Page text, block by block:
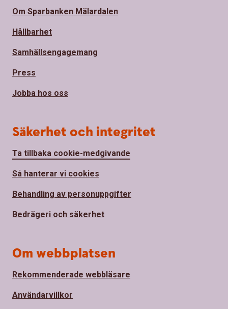
Om Sparbanken Mälardalen
Hållbarhet
Samhällsengagemang
Press
Jobba hos oss
Säkerhet och integritet
Ta tillbaka cookie-medgivande
Så hanterar vi cookies
Behandling av personuppgifter
Bedrägeri och säkerhet
Om webbplatsen
Rekommenderade webbläsare
Användarvillkor